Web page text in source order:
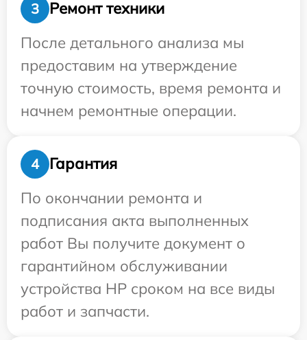
3
Ремонт техники
После детального анализа мы
предоставим на утверждение
точную стоимость, время ремонта и
начнем ремонтные операции.
4
Гарантия
По окончании ремонта и
подписания акта выполненных
работ Вы получите документ о
гарантийном обслуживании
устройства HP сроком на все виды
работ и запчасти.